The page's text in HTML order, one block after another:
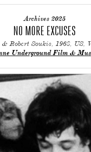
Archives 2025
NO MORE EXCUSES
Robert Soukis, 1968, US,
Underground Film &